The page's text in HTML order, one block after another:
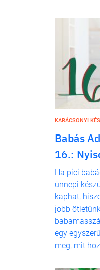
KARÁCSONYI
Babás
16.:
Ha pici
ünnepi
kaphat,
jobb
egy
meg, mit